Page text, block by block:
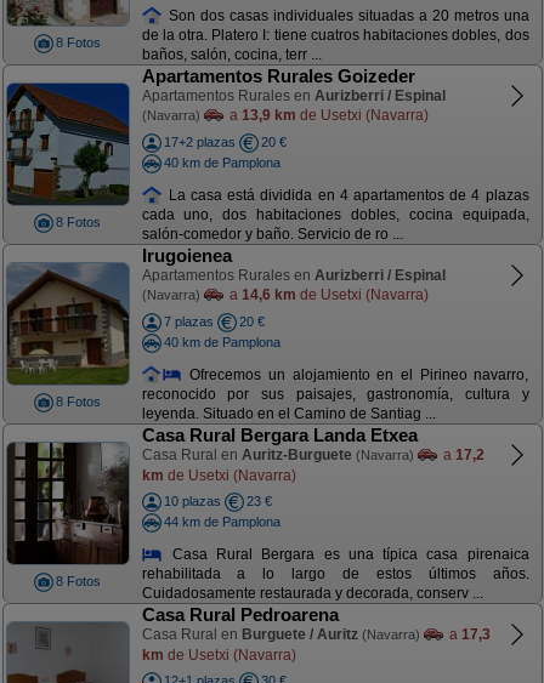
8 Fotos
Son dos casas individuales situadas a 20 metros una
de la otra. Platero I: tiene cuatros habitaciones dobles, dos
baños, salón, cocina, terr ...
8 Fotos
Apartamentos Rurales Goizeder
Apartamentos Rurales en Aurizberri / Espinal
(Navarra) a 13,9 km de Usetxi (Navarra)
17+2 plazas
20 €
40 km de Pamplona
La casa está dividida en 4 apartamentos de 4 plazas
cada uno, dos habitaciones dobles, cocina equipada,
salón-comedor y baño. Servicio de ro ...
8 Fotos
Irugoienea
Apartamentos Rurales en Aurizberri / Espinal
(Navarra) a 14,6 km de Usetxi (Navarra)
7 plazas
20 €
40 km de Pamplona
Ofrecemos un alojamiento en el Pirineo navarro,
reconocido por sus paisajes, gastronomía, cultura y
leyenda. Situado en el Camino de Santiag ...
8 Fotos
Casa Rural Bergara Landa Etxea
Casa Rural en Auritz-Burguete (Navarra) a 17,2
km de Usetxi (Navarra)
10 plazas
23 €
44 km de Pamplona
Casa Rural Bergara es una típica casa pirenaica
rehabilitada a lo largo de estos últimos años.
Cuidadosamente restaurada y decorada, conserv ...
Casa Rural Pedroarena
Casa Rural en Burguete / Auritz (Navarra) a 17,3
km de Usetxi (Navarra)